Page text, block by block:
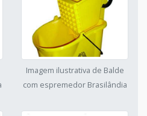
Imagem ilustrativa de Balde
com espremedor Brasilândia